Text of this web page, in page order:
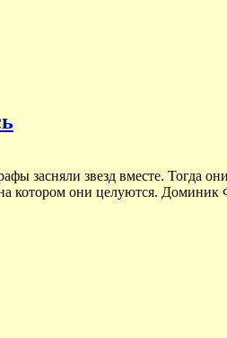
засняли звезд вместе. Тогда
на котором они целуются.